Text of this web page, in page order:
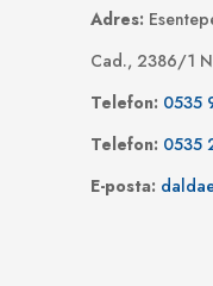
Adres:
Cad., 2386/1
Telefon: 0535
Telefon: 0535
E-posta: